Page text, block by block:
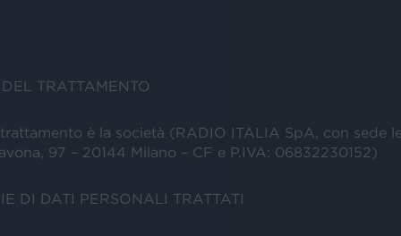
TRATTAMENTO
è la società (RADIO ITALIA SpA, con sede
97 – 20144 Milano – CF e P.IVA: 06832230152)
DI DATI PERSONALI TRATTATI